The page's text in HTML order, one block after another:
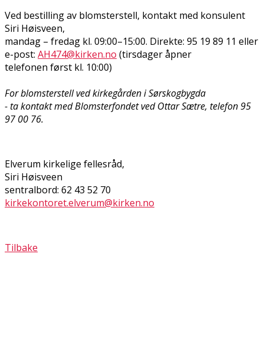
Ved bestilling av blomsterstell, kontakt med konsulent
Siri Høisveen,
mandag – fredag kl. 09:00–15:00. Direkte: 95 19 89 11 eller
e-post: AH474@kirken.no (tirsdager åpner
telefonen først kl. 10:00)
For blomsterstell ved kirkegården i Sørskogbygda
- ta kontakt med Blomsterfondet ved Ottar Sætre, telefon 95
97 00 76.
Elverum kirkelige fellesråd,
Siri Høisveen
sentralbord: 62 43 52 70
kirkekontoret.elverum@kirken.no
Tilbake